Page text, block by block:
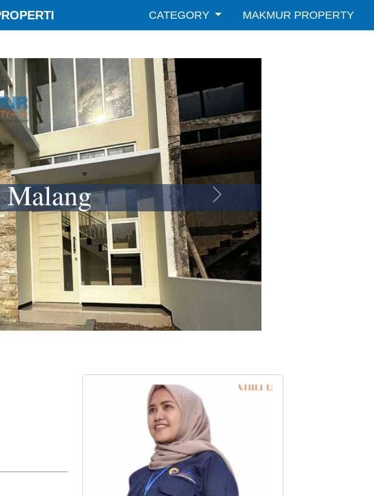
CATEGORY MAKMUR PROPERTY
Selanjutnya